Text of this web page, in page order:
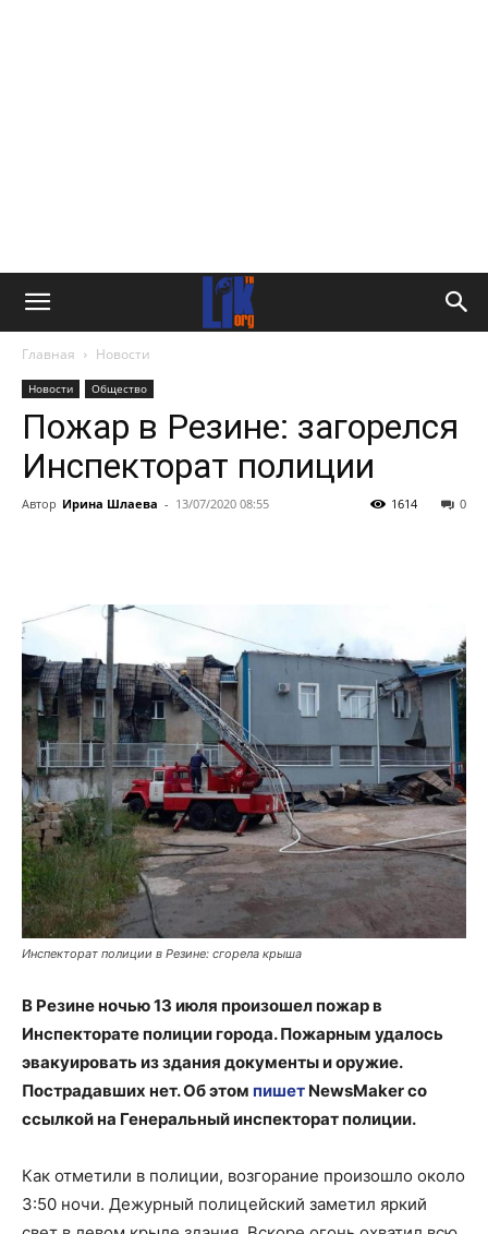
Главная Новости
Новости Общество
Пожар в Резине: загорелся
Инспекторат полиции
Автор Ирина Шлаева - 13/07/2020 08:55 0
1614
Инспекторат полиции в Резине: сгорела крыша
В Резине ночью 13 июля произошел пожар в
Инспекторате полиции города. Пожарным удалось
эвакуировать из здания документы и оружие.
Пострадавших нет. Об этом пишет NewsMaker со
ссылкой на Генеральный инспекторат полиции.
Как отметили в полиции, возгорание произошло около
3:50 ночи. Дежурный полицейский заметил яркий